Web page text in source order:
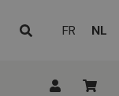
FR NL